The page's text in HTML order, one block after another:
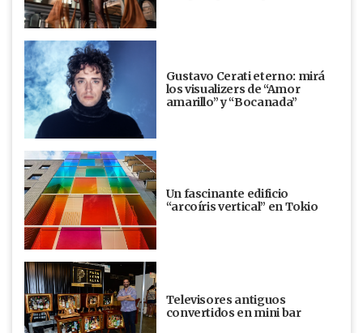
Gustavo Cerati eterno: mirá
los visualizers de “Amor
amarillo” y “Bocanada”
Un fascinante edificio
“arcoíris vertical” en Tokio
Televisores antiguos
convertidos en mini bar